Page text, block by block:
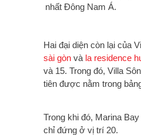
nhất Đông Nam Á.
Hai đại diện còn lại của
sài gòn và la residence
và 15. Trong đó, Villa
tiên được nằm trong
Trong khi đó, Marina
chỉ đứng ở vị trí 20.